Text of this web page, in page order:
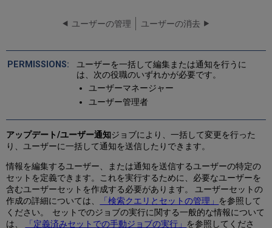
ユーザーの管理 ユーザーの消去
ユーザーを一括して編集または通知を行うに
は、次の役職のいずれかが必要です。
ユーザーマネージャー
ユーザー管理者
アップデート/ユーザー通知ジョブにより、一括して変更を行った
り、ユーザーに一括して通知を送信したりできます。
情報を編集するユーザー、または通知を送信するユーザーの特定の
セットを定義できます。これを実行するために、必要なユーザーを
含むユーザーセットを作成する必要があります。 ユーザーセットの
作成の詳細については、
「検索クエリとセットの管理」
を参照して
ください。 セットでのジョブの実行に関する一般的な情報について
は、
「定義済みセットでの手動ジョブの実行」
を参照してくださ